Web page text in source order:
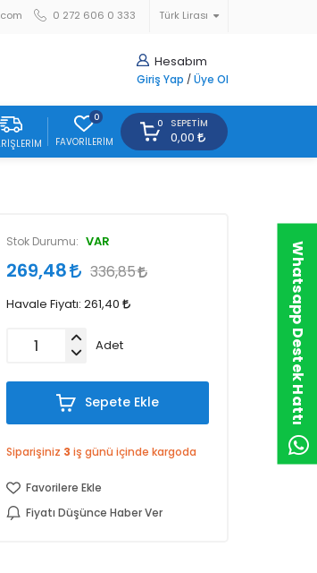
Türk Lirası
0 272 606 0 333
Hesabım
Giriş Yap / Üye Ol
0
FAVORILERIM
0 SEPETIM
0,00
Stok Durumu: VAR
269,48 336,85
Havale Fiyatı: 261,40
Adet
Sepete Ekle
Siparişiniz 3 iş günü içinde kargoda
Favorilere Ekle
Fiyatı Düşünce Haber Ver
Whatsapp Destek Hattı